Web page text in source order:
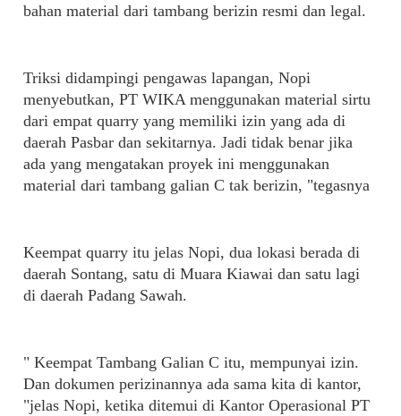
bahan material dari tambang berizin resmi dan legal.
Triksi didampingi pengawas lapangan, Nopi
menyebutkan, PT WIKA menggunakan material sirtu
dari empat quarry yang memiliki izin yang ada di
daerah Pasbar dan sekitarnya. Jadi tidak benar jika
ada yang mengatakan proyek ini menggunakan
material dari tambang galian C tak berizin, "tegasnya
Keempat quarry itu jelas Nopi, dua lokasi berada di
daerah Sontang, satu di Muara Kiawai dan satu lagi
di daerah Padang Sawah.
" Keempat Tambang Galian C itu, mempunyai izin.
Dan dokumen perizinannya ada sama kita di kantor,
"jelas Nopi, ketika ditemui di Kantor Operasional PT